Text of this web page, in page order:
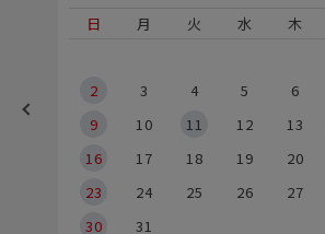
日
月 火 水 木
2
3 4 5 6
9
10 11 12 13
16
17 18 19 20
23
24 25 26 27
30
31